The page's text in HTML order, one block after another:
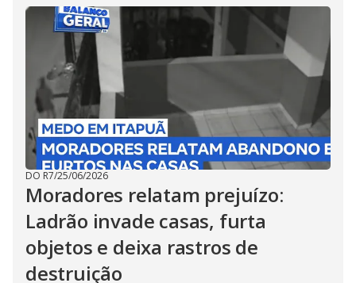
DO R7/25/06/2026
Moradores relatam prejuízo:
Ladrão invade casas, furta
objetos e deixa rastros de
destruição